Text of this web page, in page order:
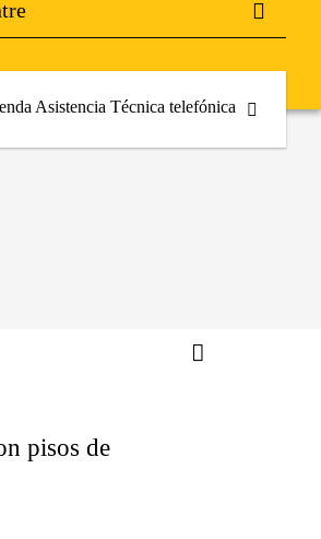
Asistencia Técnica telefónica
pisos de